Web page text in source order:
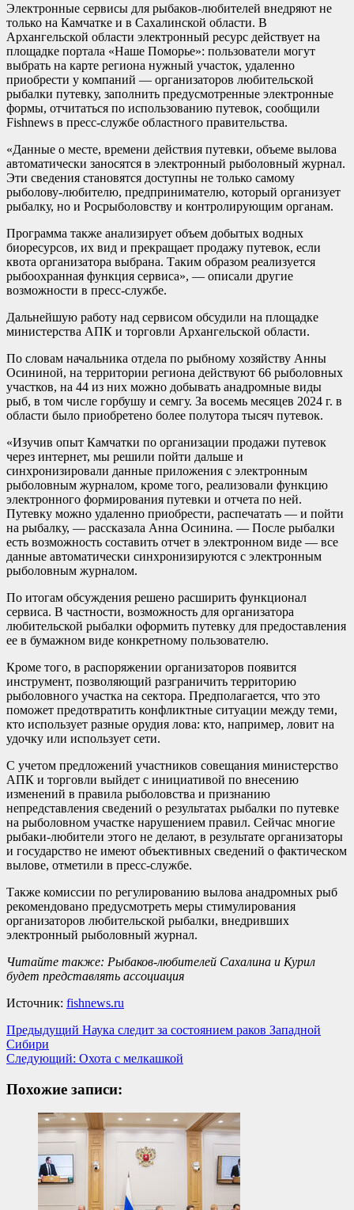
Электронные сервисы для рыбаков-любителей внедряют не
только на Камчатке и в Сахалинской области. В
Архангельской области электронный ресурс действует на
площадке портала «Наше Поморье»: пользователи могут
выбрать на карте региона нужный участок, удаленно
приобрести у компаний — организаторов любительской
рыбалки путевку, заполнить предусмотренные электронные
формы, отчитаться по использованию путевок, сообщили
Fishnews в пресс-службе областного правительства.
«Данные о месте, времени действия путевки, объеме вылова
автоматически заносятся в электронный рыболовный журнал.
Эти сведения становятся доступны не только самому
рыболову-любителю, предпринимателю, который организует
рыбалку, но и Росрыболовству и контролирующим органам.
Программа также анализирует объем добытых водных
биоресурсов, их вид и прекращает продажу путевок, если
квота организатора выбрана. Таким образом реализуется
рыбоохранная функция сервиса», — описали другие
возможности в пресс-службе.
Дальнейшую работу над сервисом обсудили на площадке
министерства АПК и торговли Архангельской области.
По словам начальника отдела по рыбному хозяйству Анны
Осининой, на территории региона действуют 66 рыболовных
участков, на 44 из них можно добывать анадромные виды
рыб, в том числе горбушу и семгу. За восемь месяцев 2024 г. в
области было приобретено более полутора тысяч путевок.
«Изучив опыт Камчатки по организации продажи путевок
через интернет, мы решили пойти дальше и
синхронизировали данные приложения с электронным
рыболовным журналом, кроме того, реализовали функцию
электронного формирования путевки и отчета по ней.
Путевку можно удаленно приобрести, распечатать — и пойти
на рыбалку, — рассказала Анна Осинина. — После рыбалки
есть возможность составить отчет в электронном виде — все
данные автоматически синхронизируются с электронным
рыболовным журналом.
По итогам обсуждения решено расширить функционал
сервиса. В частности, возможность для организатора
любительской рыбалки оформить путевку для предоставления
ее в бумажном виде конкретному пользователю.
Кроме того, в распоряжении организаторов появится
инструмент, позволяющий разграничить территорию
рыболовного участка на сектора. Предполагается, что это
поможет предотвратить конфликтные ситуации между теми,
кто использует разные орудия лова: кто, например, ловит на
удочку или использует сети.
С учетом предложений участников совещания министерство
АПК и торговли выйдет с инициативой по внесению
изменений в правила рыболовства и признанию
непредставления сведений о результатах рыбалки по путевке
на рыболовном участке нарушением правил. Сейчас многие
рыбаки-любители этого не делают, в результате организаторы
и государство не имеют объективных сведений о фактическом
вылове, отметили в пресс-службе.
Также комиссии по регулированию вылова анадромных рыб
рекомендовано предусмотреть меры стимулирования
организаторов любительской рыбалки, внедривших
электронный рыболовный журнал.
Читайте также: Рыбаков-любителей Сахалина и Курил
будет представлять ассоциация
Источник: fishnews.ru
Навигация
записи
Предыдущий Наука следит за состоянием раков Западной
Сибири
Следующий: Охота с мелкашкой
Похожие записи: